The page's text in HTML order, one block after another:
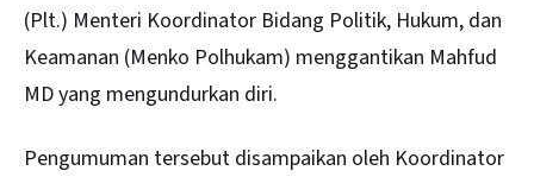
(Plt.) Menteri Koordinator Bidang Politik, Hukum, dan
Keamanan (Menko Polhukam) menggantikan Mahfud
MD yang mengundurkan diri.
Pengumuman tersebut disampaikan oleh Koordinator